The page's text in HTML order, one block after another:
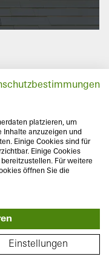
téléphone
de
innovante
par leur aspect
avec des
leurs
Isolation thermique
f jusqu'à 1,1W/(m²K)
platzieren, um
Inhalte anzuzeigen und
Einige Cookies sind für
Einige Cookies
Für weitere
öffnen Sie die
Einstellungen